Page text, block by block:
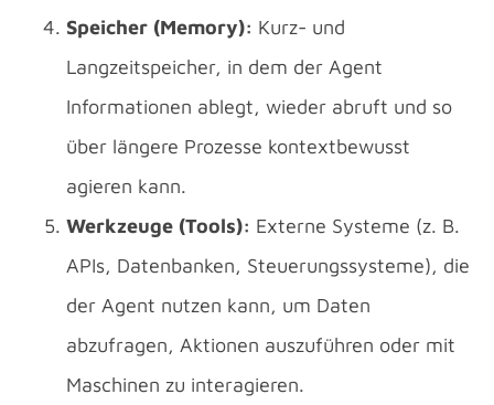
Speicher (Memory): Kurz- und
Langzeitspeicher, in dem der Agent
Informationen ablegt, wieder abruft und so
über längere Prozesse kontextbewusst
agieren kann.
Werkzeuge (Tools): Externe Systeme (z. B.
APIs, Datenbanken, Steuerungssysteme), die
der Agent nutzen kann, um Daten
abzufragen, Aktionen auszuführen oder mit
Maschinen zu interagieren.